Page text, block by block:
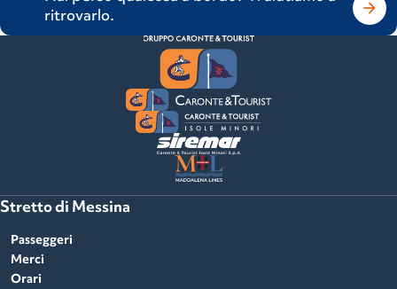
Per messaggi e videochiamate, in caso di assenza di
copertura o di eccessivo traffico telefonico il cliente
sarà ricontattato non oltre 24 ore dalla richiesta.
ritrovarlo.
Stretto di Messina
Passeggeri
Merci
Orari